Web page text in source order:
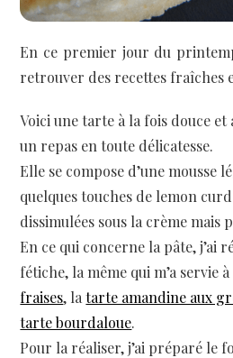
En ce premier jour du
retrouver des recettes fraîches
Voici une tarte à la fois douce
un repas en toute délicatesse.
Elle se compose d’une mousse
quelques touches de lemon
dissimulées sous la crème mais
En ce qui concerne la pâte, j’ai
fétiche, la même qui m’a servie
fraises, latarte amandine aux
tarte bourdaloue.
Pour la réaliser, j’ai préparé le